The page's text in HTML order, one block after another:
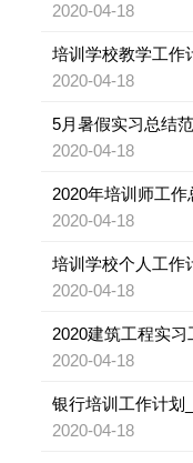
2020-04-18
培训学校教学工作
2020-04-18
5月暑假实习总结
2020-04-18
2020年培训师工作
2020-04-18
培训学校个人工作
2020-04-18
2020建筑工程实
2020-04-18
银行培训工作计划
2020-04-18